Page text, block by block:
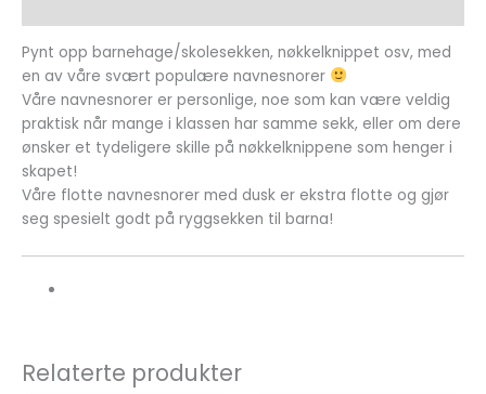
Pynt opp barnehage/skolesekken, nøkkelknippet osv, med
en av våre svært populære navnesnorer
Våre navnesnorer er personlige, noe som kan være veldig
praktisk når mange i klassen har samme sekk, eller om dere
ønsker et tydeligere skille på nøkkelknippene som henger i
skapet!
Våre flotte navnesnorer med dusk er ekstra flotte og gjør
seg spesielt godt på ryggsekken til barna!
Relaterte produkter